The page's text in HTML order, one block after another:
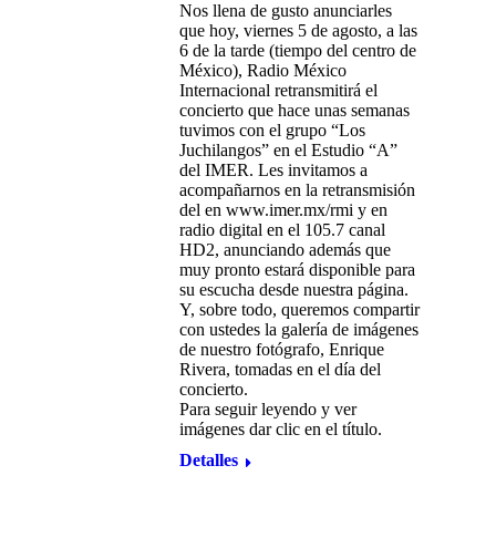
Nos llena de gusto anunciarles
que hoy, viernes 5 de agosto, a las
6 de la tarde (tiempo del centro de
México), Radio México
Internacional retransmitirá el
concierto que hace unas semanas
tuvimos con el grupo “Los
Juchilangos” en el Estudio “A”
del IMER. Les invitamos a
acompañarnos en la retransmisión
del en www.imer.mx/rmi y en
radio digital en el 105.7 canal
HD2, anunciando además que
muy pronto estará disponible para
su escucha desde nuestra página.
Y, sobre todo, queremos compartir
con ustedes la galería de imágenes
de nuestro fotógrafo, Enrique
Rivera, tomadas en el día del
concierto.
Para seguir leyendo y ver
imágenes dar clic en el título.
Detalles